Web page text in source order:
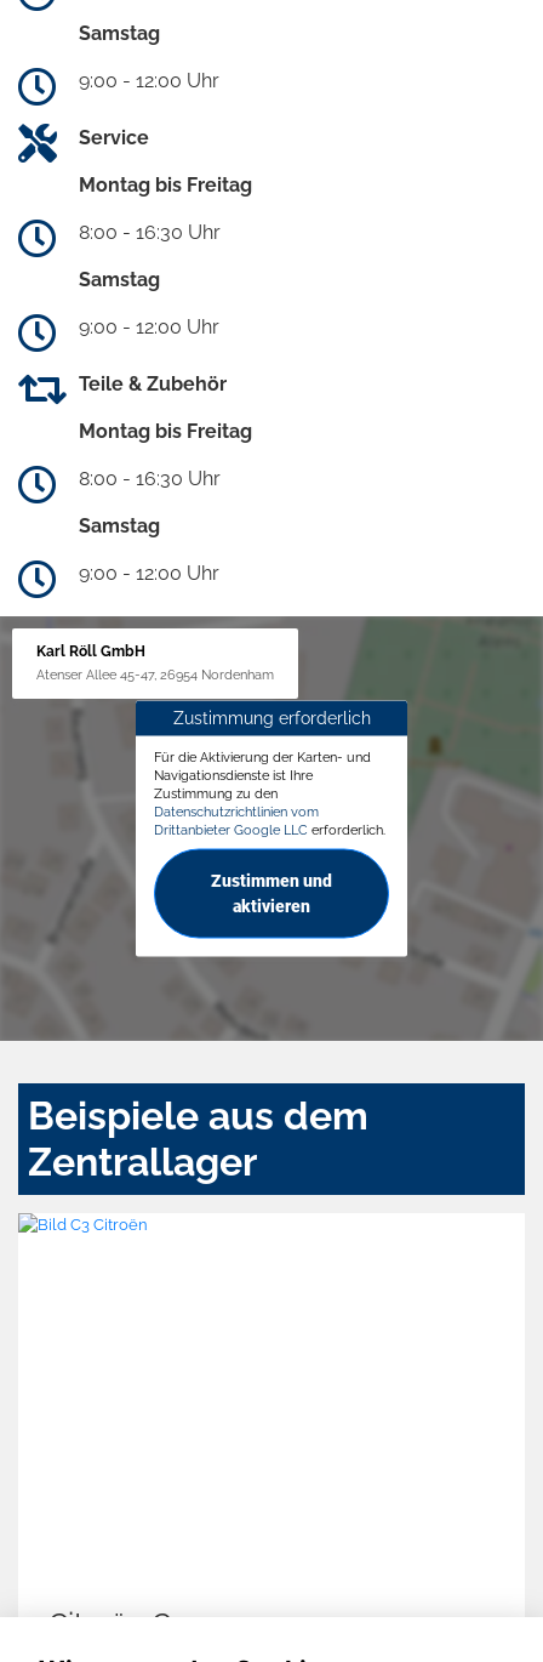
Samstag
9:00 - 12:00 Uhr
Service
Montag bis Freitag
8:00 - 16:30 Uhr
Samstag
9:00 - 12:00 Uhr
Teile & Zubehör
Montag bis Freitag
8:00 - 16:30 Uhr
Samstag
9:00 - 12:00 Uhr
Karl Röll GmbH
Atenser Allee 45-47, 26954 Nordenham
Zustimmung erforderlich
Für die Aktivierung der Karten- und
Navigationsdienste ist Ihre
Zustimmung zu den
Datenschutzrichtlinien vom
Drittanbieter Google LLC erforderlich.
Zustimmen und
aktivieren
Beispiele aus dem
Zentrallager
Citroën C3